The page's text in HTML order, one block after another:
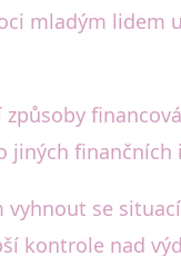
mladým lidem
jiných
vyhnout se
kontrole nad